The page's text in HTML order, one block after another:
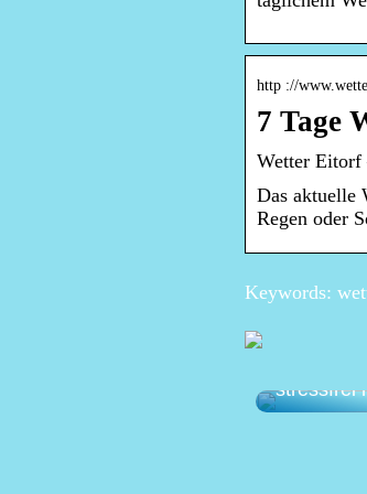
http ://
7 Tage
Wetter Eitorf
Das aktuelle
Regen oder
Keywords:
stressfrei